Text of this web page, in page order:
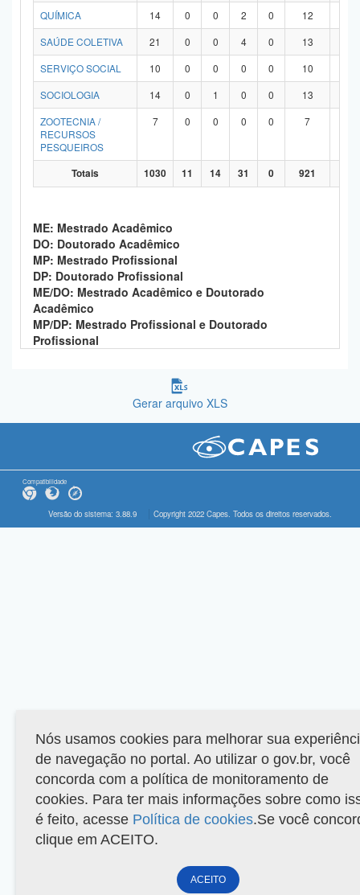
QUÍMICA
14 0 0 2 0 12
SAÚDE COLETIVA
21 0 0 4 0 13
SERVIÇO SOCIAL
10 0 0 0 0 10
SOCIOLOGIA
14 0 1 0 0 13
ZOOTECNIA /
RECURSOS
PESQUEIROS
7 0 0 0 0 7
Totais 1030 11 14 31 0 921
ME: Mestrado Acadêmico
DO: Doutorado Acadêmico
MP: Mestrado Profissional
DP: Doutorado Profissional
ME/DO: Mestrado Acadêmico e Doutorado
Acadêmico
MP/DP: Mestrado Profissional e Doutorado
Profissional
Gerar arquivo XLS
Compatibilidade
Versão do sistema: 3.88.9 Copyright 2022 Capes. Todos os direitos reservados.
Nós usamos cookies para melhorar sua
de navegação no portal. Ao utilizar o gov.br, você
concorda com a política de monitoramento de
cookies. Para ter mais informações sobre como
é feito, acesse Política de cookies.Se você
clique em ACEITO.
ACEITO